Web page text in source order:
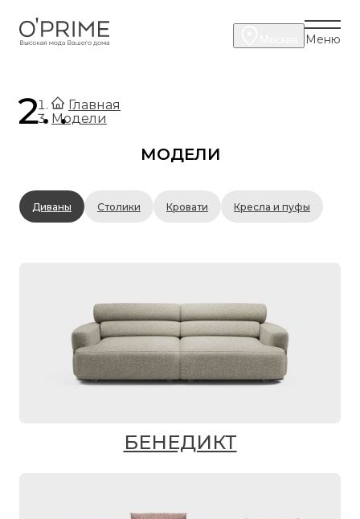
Меню
Главная
.
Модели
МОДЕЛИ
Диваны Столики Кровати Кресла и пуфы
БЕНЕДИКТ